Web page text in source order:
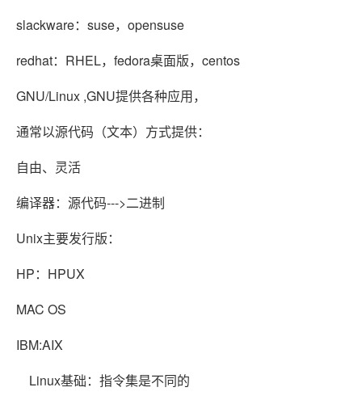
slackware：suse，opensuse
redhat：RHEL，fedora桌面版，centos
GNU/Linux ,GNU提供各种应用，
通常以源代码（文本）方式提供：
自由、灵活
编译器：源代码--->二进制
Unix主要发行版：
HP：HPUX
MAC OS
IBM:AIX
Linux基础：指令集是不同的